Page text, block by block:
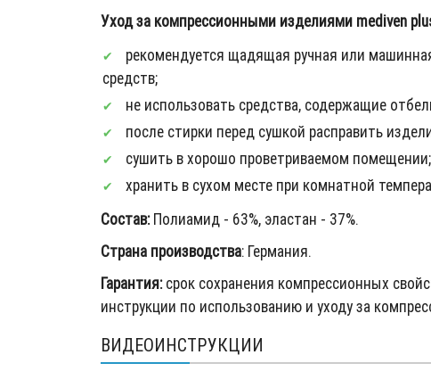
Уход за компрессионными изделиями mediven
рекомендуется щадящая ручная или
средств;
не использовать средства, содержащие
после стирки перед сушкой расправить
сушить в хорошо проветриваемом помещении;
хранить в сухом месте при комнатной
Состав:Полиамид - 63%, эластан - 37%.
Страна производства: Германия.
Гарантия:срок сохранения компрессионных
инструкции по использованию и уходу за
ВИДЕОИНСТРУКЦИИ